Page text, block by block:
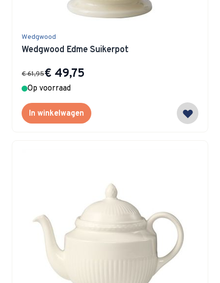
Wedgwood
Wedgwood Edme Suikerpot
Special Price
€ 49,75
€ 61,95
Op voorraad
In winkelwagen